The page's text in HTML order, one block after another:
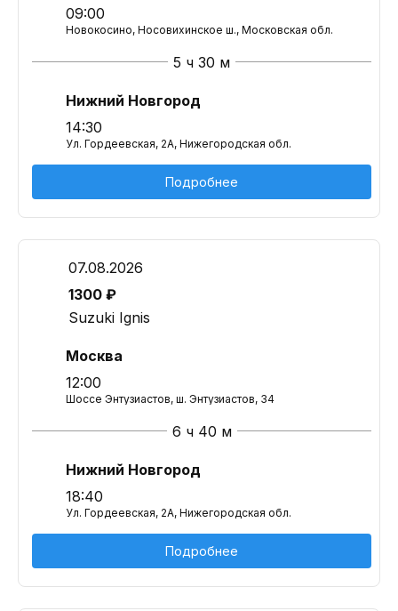
09:00
Новокосино, Носовихинское ш., Московская обл.
5 ч 30 м
Нижний Новгород
14:30
Ул. Гордеевская, 2А, Нижегородская обл.
Подробнее
07.08.2026
1300 ₽
Suzuki Ignis
Москва
12:00
Шоссе Энтузиастов, ш. Энтузиастов, 34
6 ч 40 м
Нижний Новгород
18:40
Ул. Гордеевская, 2А, Нижегородская обл.
Подробнее